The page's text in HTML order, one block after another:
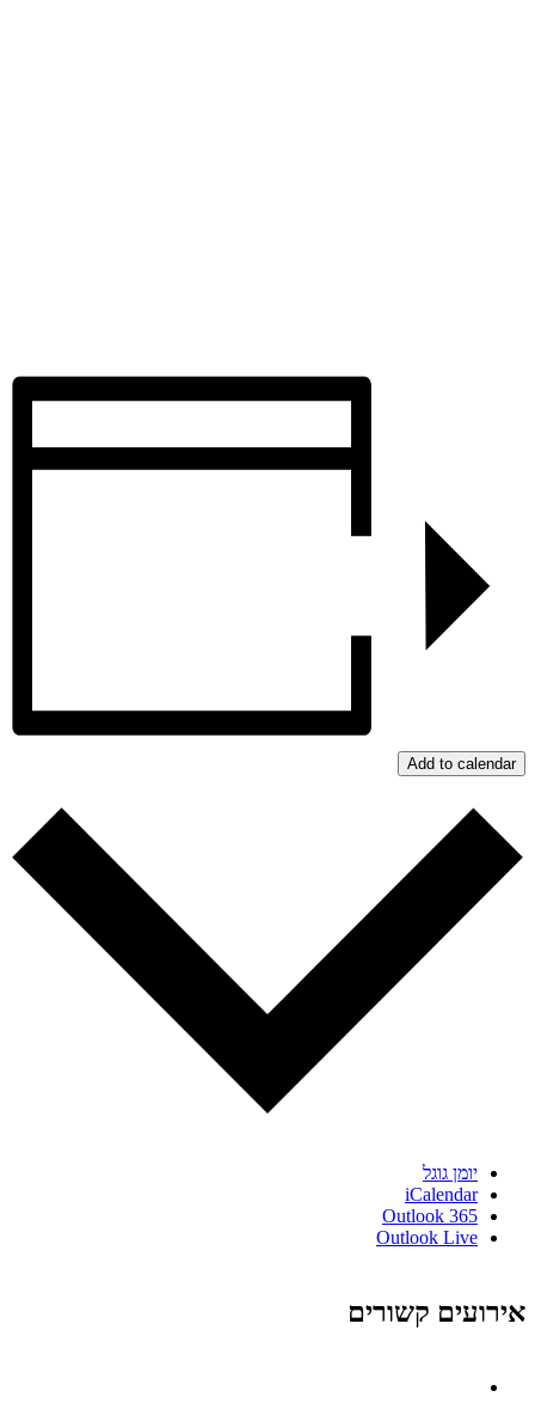
Add to calendar
יומן גוגל
iCalendar
Outlook 365
Outlook Live
אירועים קשורים